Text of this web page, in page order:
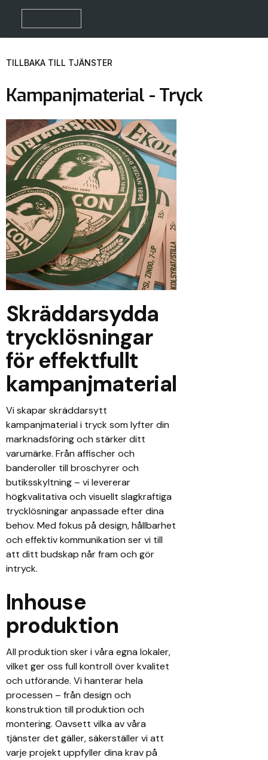
TILLBAKA TILL TJÄNSTER
Kampanjmaterial - Tryck
Skräddarsydda
trycklösningar
för effektfullt
kampanjmaterial
Vi skapar skräddarsytt
kampanjmaterial i tryck som lyfter din
marknadsföring och stärker ditt
varumärke. Från affischer och
banderoller till broschyrer och
butiksskyltning – vi levererar
högkvalitativa och visuellt slagkraftiga
trycklösningar anpassade efter dina
behov. Med fokus på design, hållbarhet
och effektiv kommunikation ser vi till
att ditt budskap når fram och gör
intryck.
Inhouse
produktion
All produktion sker i våra egna lokaler,
vilket ger oss full kontroll över kvalitet
och utförande. Vi hanterar hela
processen – från design och
konstruktion till produktion och
montering. Oavsett vilka av våra
tjänster det gäller, säkerställer vi att
varje projekt uppfyller dina krav på